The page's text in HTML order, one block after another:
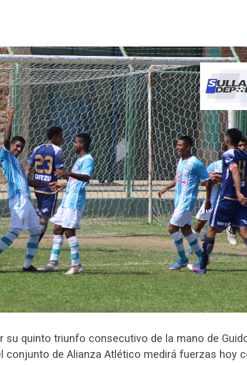
su quinto triunfo consecutivo de la mano de
conjunto de Alianza Atlético medirá fuerzas hoy